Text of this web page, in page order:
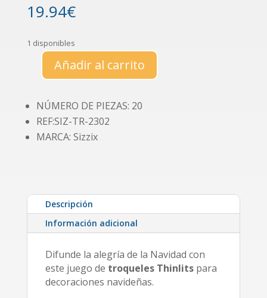
19.94€
1 disponibles
Cortador
piezas
"Christmas
Añadir al carrito
NÚMERO DE PIEZAS: 20
REF:SIZ-TR-2302
MARCA: Sizzix
Descripción
Información adicional
Difunde la alegría de la Navidad con
este juego de troqueles Thinlitspara
decoraciones navideñas.